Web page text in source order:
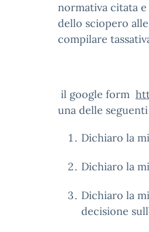
normativa citata
dello sciopero
compilare
il google form
una delle
Dichiaro la
Dichiaro la
Dichiaro la
decisione